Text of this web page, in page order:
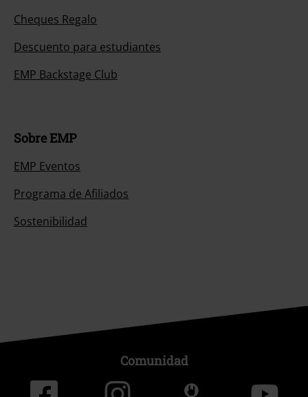
Cheques Regalo
Descuento para estudiantes
EMP Backstage Club
Sobre EMP
EMP Eventos
Programa de Afiliados
Sostenibilidad
Comunidad